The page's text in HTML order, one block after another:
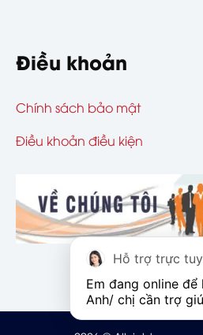
Điều khoản
Chính sách bảo mật
Điều khoản điều kiện
Hỗ trợ trực
Em đang online
Anh/ chị cần trợ